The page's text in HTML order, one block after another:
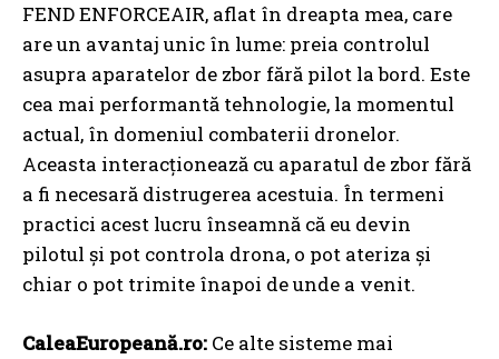
FEND ENFORCEAIR, aflat în dreapta mea, care
are un avantaj unic în lume: preia controlul
asupra aparatelor de zbor fără pilot la bord. Este
cea mai performantă tehnologie, la momentul
actual, în domeniul combaterii dronelor.
Aceasta interacționează cu aparatul de zbor fără
a fi necesară distrugerea acestuia. În termeni
practici acest lucru înseamnă că eu devin
pilotul și pot controla drona, o pot ateriza și
chiar o pot trimite înapoi de unde a venit.
CaleaEuropeană.ro: Ce alte sisteme mai